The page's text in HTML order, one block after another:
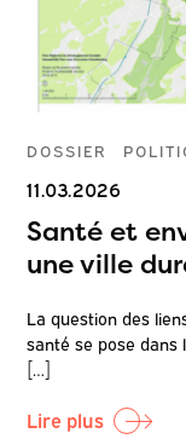
DOSSIER
11.03.2026
Santé et
une ville
La question des
santé se pose dans
[…]
Lire plus